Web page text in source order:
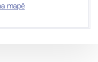
mapě